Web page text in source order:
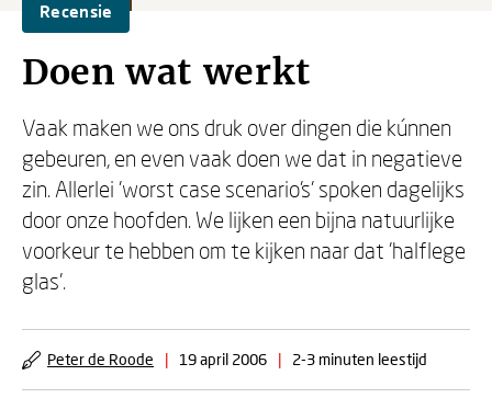
Recensie
Doen wat werkt
Vaak maken we ons druk over dingen die kúnnen
gebeuren, en even vaak doen we dat in negatieve
zin. Allerlei 'worst case scenario's' spoken dagelijks
door onze hoofden. We lijken een bijna natuurlijke
voorkeur te hebben om te kijken naar dat 'halflege
glas'.
Peter de Roode | 19 april 2006 | 2-3 minuten leestijd